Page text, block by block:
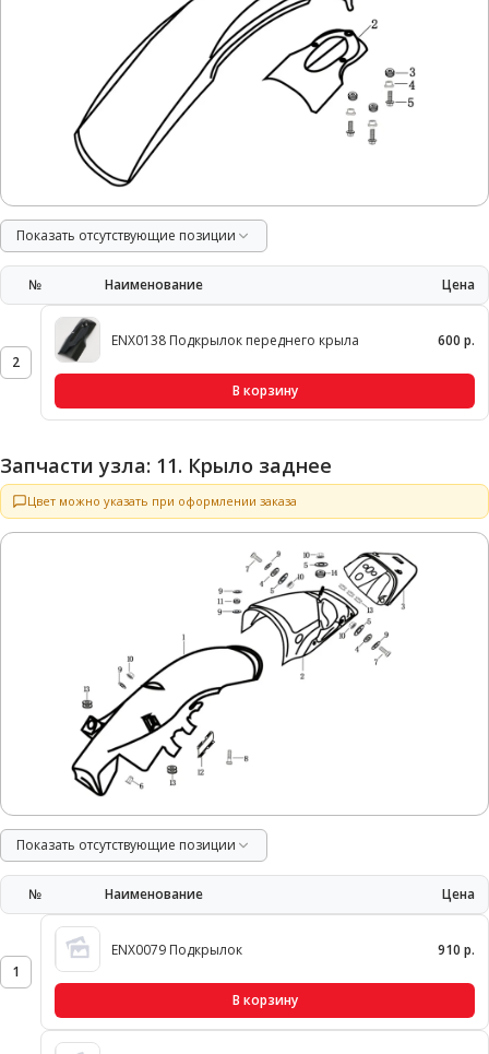
Показать отсутствующие позиции
№ Наименование Цена
2
ENX0138 Подкрылок переднего крыла 600 р.
В корзину
Запчасти узла: 11. Крыло заднее
Цвет можно указать при оформлении заказа
Показать отсутствующие позиции
№ Наименование Цена
1
ENX0079 Подкрылок 910 р.
В корзину